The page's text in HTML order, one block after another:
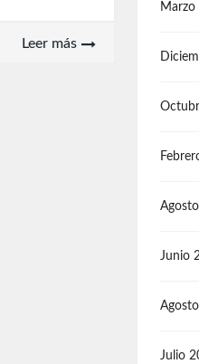
Leer más
Junio
Julio